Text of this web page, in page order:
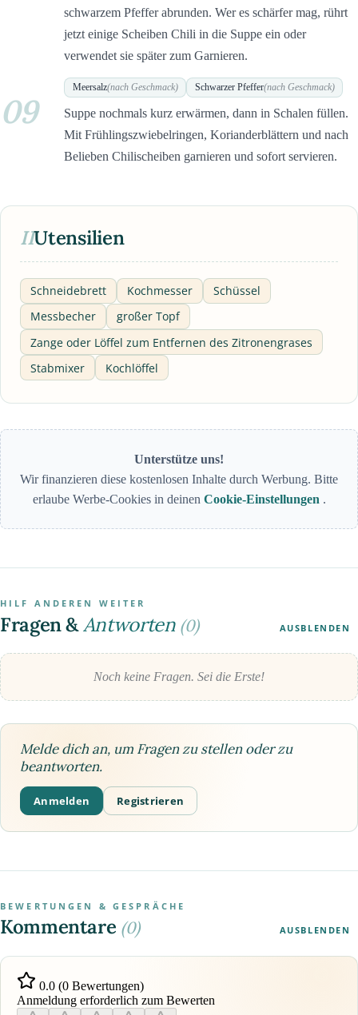
schwarzem Pfeffer abrunden. Wer es schärfer mag, rührt
jetzt einige Scheiben Chili in die Suppe ein oder
verwendet sie später zum Garnieren.
Meersalz(nach Geschmack) Schwarzer Pfeffer(nach Geschmack)
09
Suppe nochmals kurz erwärmen, dann in Schalen füllen.
Mit Frühlingszwiebelringen, Korianderblättern und nach
Belieben Chilischeiben garnieren und sofort servieren.
IIUtensilien
Schneidebrett Kochmesser
Schüssel
Messbecher
großer Topf
Zange oder Löffel zum Entfernen des Zitronengrases
Stabmixer
Kochlöffel
Unterstütze uns!
Wir finanzieren diese kostenlosen Inhalte durch Werbung. Bitte
erlaube Werbe-Cookies in deinen Cookie-Einstellungen .
HILF ANDEREN WEITER
Fragen &Antworten (0) AUSBLENDEN
Noch keine Fragen. Sei die Erste!
Melde dich an, um Fragen zu stellen oder zu
beantworten.
Anmelden Registrieren
BEWERTUNGEN & GESPRÄCHE
Kommentare (0) AUSBLENDEN
0.0 (0 Bewertungen)
Anmeldung erforderlich zum Bewerten